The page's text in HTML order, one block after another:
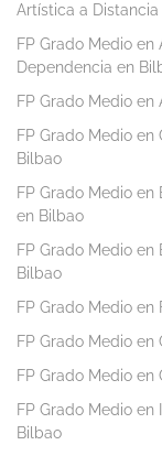
Artística a
FP Grado Medio
Dependencia en
FP Grado Medio
FP Grado Medio
Bilbao
FP Grado Medio
en Bilbao
FP Grado Medio
Bilbao
FP Grado Medio
FP Grado Medio
FP Grado Medio
FP Grado Medio
Bilbao